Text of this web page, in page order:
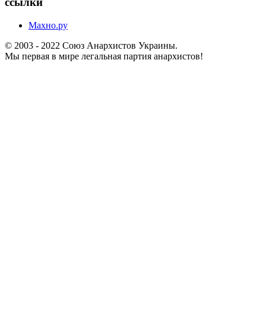
Махно.ру
© 2003 - 2022 Союз Анархистов Украины.
Мы первая в мире легальная партия анархистов!